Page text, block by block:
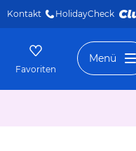
Kontakt HolidayCheck
Favoriten
Menü